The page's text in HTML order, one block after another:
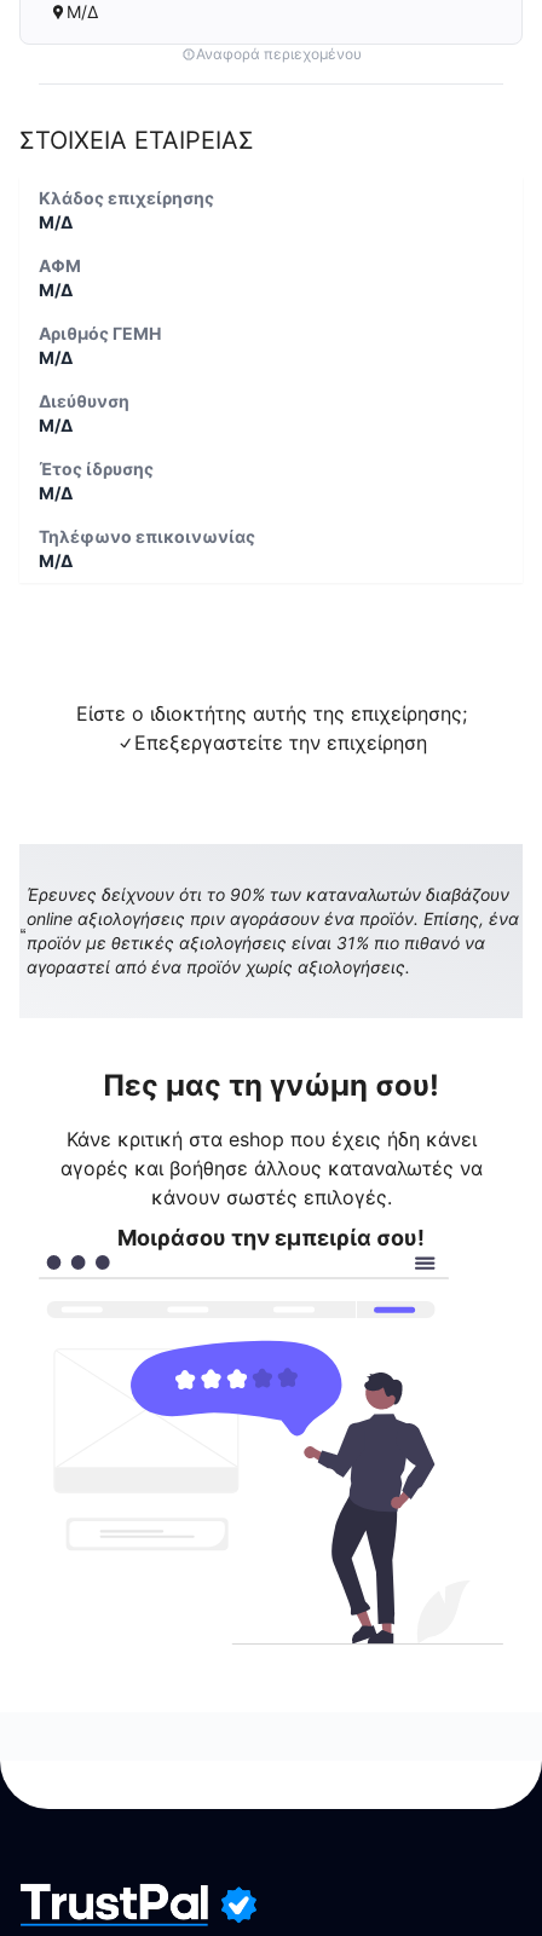
Μ/Δ
Αναφορά περιεχομένου
ΣΤΟΙΧΕΙΑ ΕΤΑΙΡΕΙΑΣ
Κλάδος επιχείρησης
Μ/Δ
ΑΦΜ
Μ/Δ
Αριθμός ΓΕΜΗ
Μ/Δ
Διεύθυνση
Μ/Δ
Έτος ίδρυσης
Μ/Δ
Τηλέφωνο επικοινωνίας
Μ/Δ
Είστε ο ιδιοκτήτης αυτής της επιχείρησης;
Επεξεργαστείτε την επιχείρηση
Έρευνες δείχνουν ότι το 90% των καταναλωτών διαβάζουν
online αξιολογήσεις πριν αγοράσουν ένα προϊόν. Επίσης, ένα
προϊόν με θετικές αξιολογήσεις είναι 31% πιο πιθανό να
αγοραστεί από ένα προϊόν χωρίς αξιολογήσεις.
Πες μας τη γνώμη σου!
Κάνε κριτική στα eshop που έχεις ήδη κάνει
αγορές και βοήθησε άλλους καταναλωτές να
κάνουν σωστές επιλογές.
Μοιράσου την εμπειρία σου!